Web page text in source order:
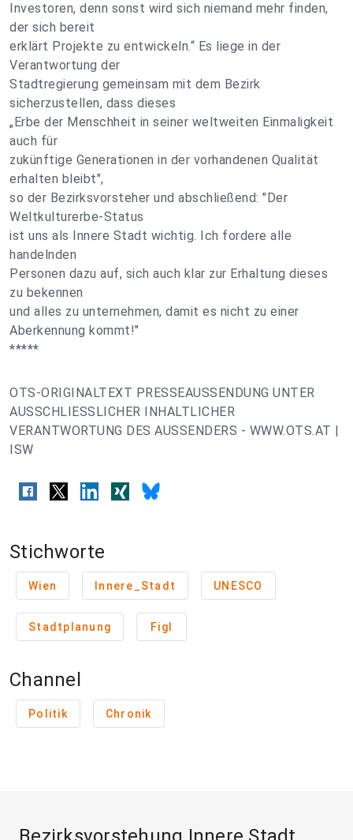
Investoren, denn sonst wird sich niemand mehr finden,
der sich bereit
erklärt Projekte zu entwickeln.“ Es liege in der
Verantwortung der
Stadtregierung gemeinsam mit dem Bezirk
sicherzustellen, dass dieses
„Erbe der Menschheit in seiner weltweiten Einmaligkeit
auch für
zukünftige Generationen in der vorhandenen Qualität
erhalten bleibt",
so der Bezirksvorsteher und abschließend: "Der
Weltkulturerbe-Status
ist uns als Innere Stadt wichtig. Ich fordere alle
handelnden
Personen dazu auf, sich auch klar zur Erhaltung dieses
zu bekennen
und alles zu unternehmen, damit es nicht zu einer
Aberkennung kommt!"
*****
OTS-ORIGINALTEXT PRESSEAUSSENDUNG UNTER
AUSSCHLIESSLICHER INHALTLICHER
VERANTWORTUNG DES AUSSENDERS - WWW.OTS.AT |
ISW
Stichworte
Wien Innere_Stadt UNESCO
Stadtplanung Figl
Channel
Politik Chronik